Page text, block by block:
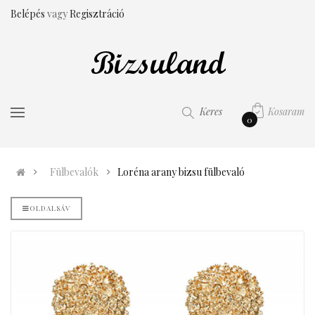
Belépés vagyRegisztráció
Kosaram
0
Keres
Fülbevalók Loréna arany bizsu fülbevaló
OLDALSÁV